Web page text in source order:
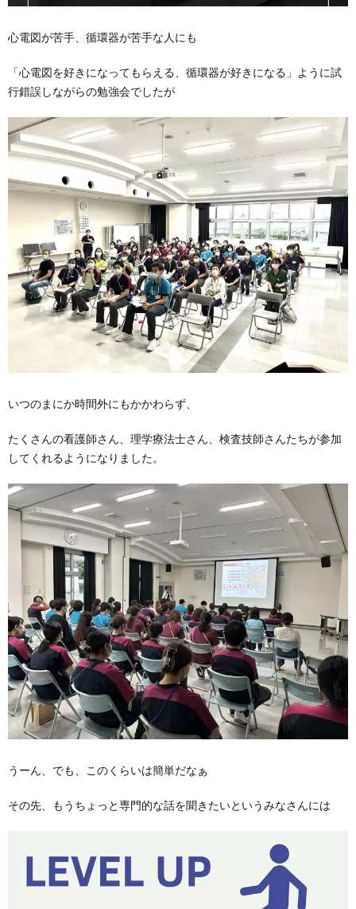
心電図が苦手、循環器が苦手な人にも
「心電図を好きになってもらえる、循環器が好きになる」ように試
行錯誤しながらの勉強会でしたが
いつのまにか時間外にもかかわらず、
たくさんの看護師さん、理学療法士さん、検査技師さんたちが参加
してくれるようになりました。
うーん、でも、このくらいは簡単だなぁ
その先、もうちょっと専門的な話を聞きたいというみなさんには